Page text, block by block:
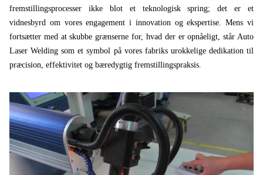
fremstillingsprocesser ikke blot et teknologisk spring; det er et
vidnesbyrd om vores engagement i innovation og ekspertise. Mens vi
fortsætter med at skubbe grænserne for, hvad der er opnåeligt, står Auto
Laser Welding som et symbol på vores fabriks urokkelige dedikation til
præcision, effektivitet og bæredygtig fremstillingspraksis.